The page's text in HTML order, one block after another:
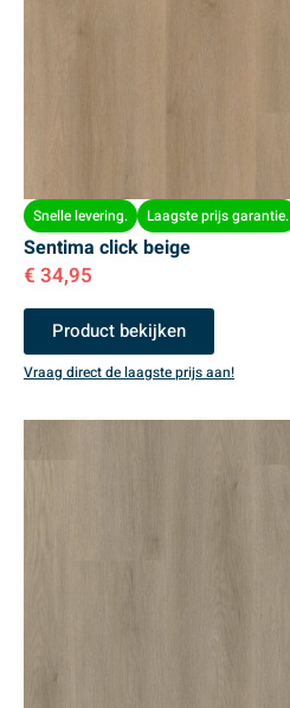
Snelle levering. Laagste prijs garantie.
Sentima click beige
€ 34,95
Product bekijken
Vraag direct de laagste prijs aan!